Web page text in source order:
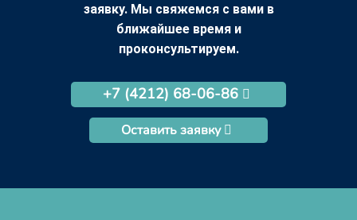
заявку. Мы свяжемся с вами в
ближайшее время и
проконсультируем.
+7 (4212) 68-06-86
Оставить заявку